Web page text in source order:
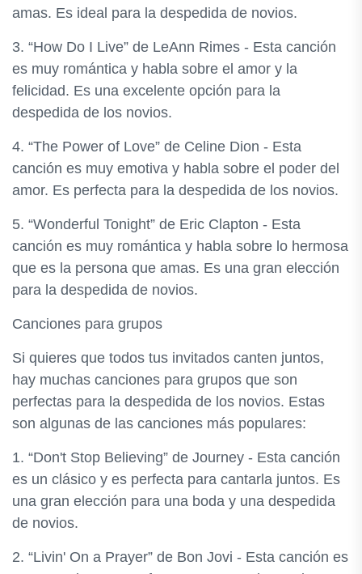
amas. Es ideal para la despedida de novios.
3. “How Do I Live” de LeAnn Rimes - Esta canción
es muy romántica y habla sobre el amor y la
felicidad. Es una excelente opción para la
despedida de los novios.
4. “The Power of Love” de Celine Dion - Esta
canción es muy emotiva y habla sobre el poder del
amor. Es perfecta para la despedida de los novios.
5. “Wonderful Tonight” de Eric Clapton - Esta
canción es muy romántica y habla sobre lo hermosa
que es la persona que amas. Es una gran elección
para la despedida de novios.
Canciones para grupos
Si quieres que todos tus invitados canten juntos,
hay muchas canciones para grupos que son
perfectas para la despedida de los novios. Estas
son algunas de las canciones más populares:
1. “Don't Stop Believing” de Journey - Esta canción
es un clásico y es perfecta para cantarla juntos. Es
una gran elección para una boda y una despedida
de novios.
2. “Livin' On a Prayer” de Bon Jovi - Esta canción es